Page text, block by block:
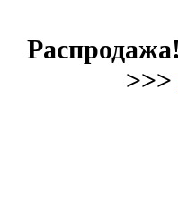
>>>